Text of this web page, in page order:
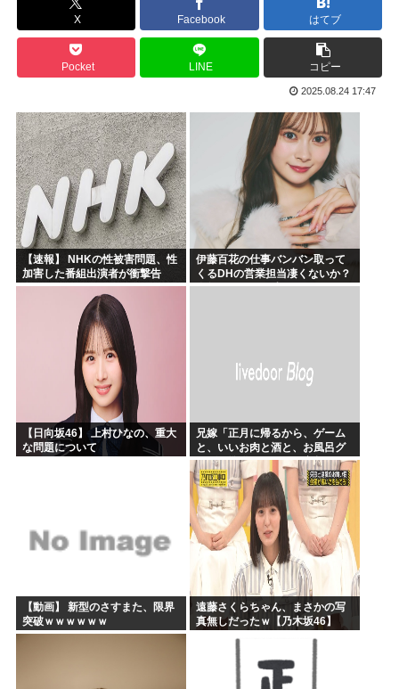
ひなこのーと作者、ついに限界突破
韓国、日本で韓国籍のインフルエンサーが7台の車に当て逃げ...
【海外の反応】 なぜイチローはあんなに敬遠四球が多かった...
割とマジで年収400以下の人ってどう暮らしてるの？この人...
露悪系アニメ、次なるステージへ
「ムクゲェジ漫画」ガチでリアルだったwww
【原爆の日】へいわをかえせ
みい山、あんだけ騒ぎになってるのに未だにどこのメディアも...
週刊少年ジャンプ、発行部数100万部割れwww
日本人「うちの犬、たまたまついてきた八百屋で一目惚れした...
X Facebook はてブ
Pocket LINE コピー
2025.08.24 17:47
【速報】 NHKの性被害問題、性
加害した番組出演者が衝撃告
白！
伊藤百花の仕事バンバン取って
くるDHの営業担当凄くないか？
今年のボーナス凄いことになり
【日向坂46】 上村ひなの、重大
な問題について
兄嫁「正月に帰るから、ゲーム
と、いいお肉と酒と、お風呂グ
ッズの準備しとけよ」寝起きの
私「知るかボケ」兄嫁「キィィ
ィィー！！！！」私「あ…」
【動画】 新型のさすまた、限界
突破ｗｗｗｗｗｗ
遠藤さくらちゃん、まさかの写
真無しだったｗ【乃木坂46】